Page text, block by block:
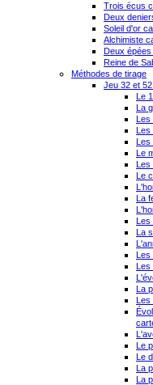
Trois écus
Deux
Soleil d'or
Alchimiste
Deux
Reine de
Méthodes de tirage
Jeu 32 et
Le
La
Les
Les
Les
Le
Les
Le
La
Les
La
Les
Les
La
Les
Le
Le
La
La